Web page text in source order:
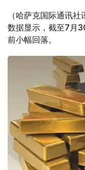
（哈萨克国际通讯
数据显示，截至7月
前小幅回落。